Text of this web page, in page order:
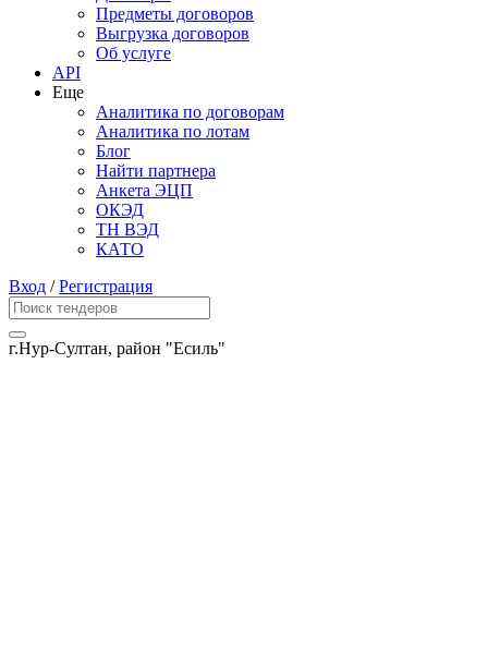
Предметы договоров
Выгрузка договоров
Об услуге
API
Еще
Аналитика по договорам
Аналитика по лотам
Блог
Найти партнера
Анкета ЭЦП
ОКЭД
ТН ВЭД
КАТО
Вход /Регистрация
г.Нур-Султан, район "Есиль"